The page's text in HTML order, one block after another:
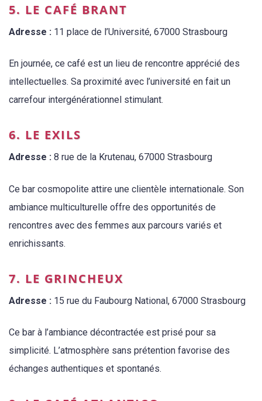
5. LE CAFÉ BRANT
Adresse : 11 place de l’Université, 67000 Strasbourg
En journée, ce café est un lieu de rencontre apprécié des
intellectuelles. Sa proximité avec l’université en fait un
carrefour intergénérationnel stimulant.
6. LE EXILS
Adresse : 8 rue de la Krutenau, 67000 Strasbourg
Ce bar cosmopolite attire une clientèle internationale. Son
ambiance multiculturelle offre des opportunités de
rencontres avec des femmes aux parcours variés et
enrichissants.
7. LE GRINCHEUX
Adresse : 15 rue du Faubourg National, 67000 Strasbourg
Ce bar à l’ambiance décontractée est prisé pour sa
simplicité. L’atmosphère sans prétention favorise des
échanges authentiques et spontanés.